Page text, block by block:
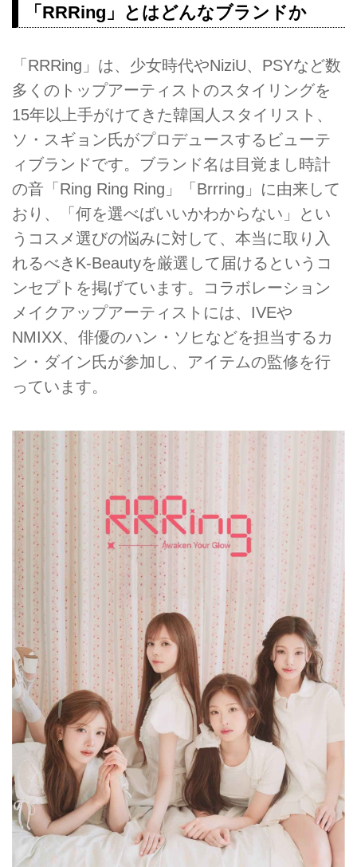
「RRRing」とはどんなブランドか
「RRRing」は、少女時代やNiziU、PSYなど数
多くのトップアーティストのスタイリングを
15年以上手がけてきた韓国人スタイリスト、
ソ・スギョン氏がプロデュースするビューテ
ィブランドです。ブランド名は目覚まし時計
の音「Ring Ring Ring」「Brrring」に由来して
おり、「何を選べばいいかわからない」とい
うコスメ選びの悩みに対して、本当に取り入
れるべきK-Beautyを厳選して届けるというコ
ンセプトを掲げています。コラボレーション
メイクアップアーティストには、IVEや
NMIXX、俳優のハン・ソヒなどを担当するカ
ン・ダイン氏が参加し、アイテムの監修を行
っています。